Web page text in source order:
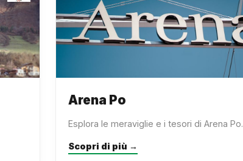
Arena Po
Esplora le meraviglie e i tesori di Arena Po.
Scopri di più →